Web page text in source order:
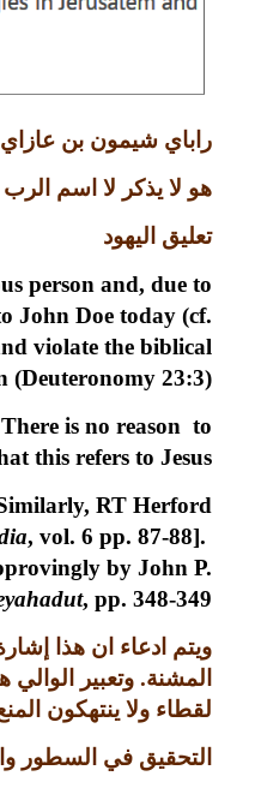
راباي شيمون بن
هو لا يذكر لا اسم
تعليق اليهود
person and, due to
John Doe today (cf.
violate the biblical
23:3).
is no reason to
this refers to Jesus.
RT Herford
, vol. 6 pp. 87-88].
by John P.
, pp. 348-349.
ويتم ادعاء ان هذا
المشنة. وتعبير
لقطاء ولا ينتهكون
التحقيق في السطور